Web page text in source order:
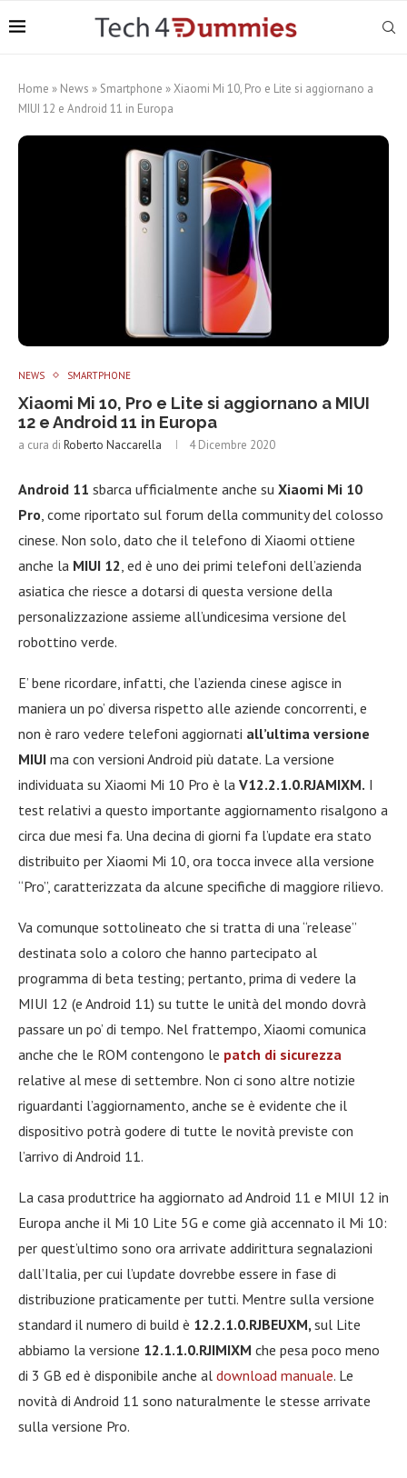
Home » News » Smartphone »Xiaomi Mi 10, Pro e Lite si aggiornano a
MIUI 12 e Android 11 in Europa
NEWS SMARTPHONE
Xiaomi Mi 10, Pro e Lite si aggiornano a MIUI
12 e Android 11 in Europa
a cura di Roberto Naccarella 4 Dicembre 2020
Android 11 sbarca ufficialmente anche su Xiaomi Mi 10
Pro , come riportato sul forum della community del colosso
cinese. Non solo, dato che il telefono di Xiaomi ottiene
anche la MIUI 12 , ed è uno dei primi telefoni dell’azienda
asiatica che riesce a dotarsi di questa versione della
personalizzazione assieme all’undicesima versione del
robottino verde.
E’ bene ricordare, infatti, che l’azienda cinese agisce in
maniera un po’ diversa rispetto alle aziende concorrenti, e
non è raro vedere telefoni aggiornati all’ultima versione
MIUI ma con versioni Android più datate. La versione
individuata su Xiaomi Mi 10 Pro è la V12.2.1.0.RJAMIXM. I
test relativi a questo importante aggiornamento risalgono a
circa due mesi fa. Una decina di giorni fa l’update era stato
distribuito per Xiaomi Mi 10, ora tocca invece alla versione
“Pro”, caratterizzata da alcune specifiche di maggiore rilievo.
Va comunque sottolineato che si tratta di una “release”
destinata solo a coloro che hanno partecipato al
programma di beta testing; pertanto, prima di vedere la
MIUI 12 (e Android 11) su tutte le unità del mondo dovrà
passare un po’ di tempo. Nel frattempo, Xiaomi comunica
anche che le ROM contengono le patch di sicurezza
relative al mese di settembre. Non ci sono altre notizie
riguardanti l’aggiornamento, anche se è evidente che il
dispositivo potrà godere di tutte le novità previste con
l’arrivo di Android 11.
La casa produttrice ha aggiornato ad Android 11 e MIUI 12 in
Europa anche il Mi 10 Lite 5G e come già accennato il Mi 10:
per quest’ultimo sono ora arrivate addirittura segnalazioni
dall’Italia, per cui l’update dovrebbe essere in fase di
distribuzione praticamente per tutti. Mentre sulla versione
standard il numero di build è 12.2.1.0.RJBEUXM, sul Lite
abbiamo la versione 12.1.1.0.RJIMIXM che pesa poco meno
di 3 GB ed è disponibile anche al download manuale. Le
novità di Android 11 sono naturalmente le stesse arrivate
sulla versione Pro.